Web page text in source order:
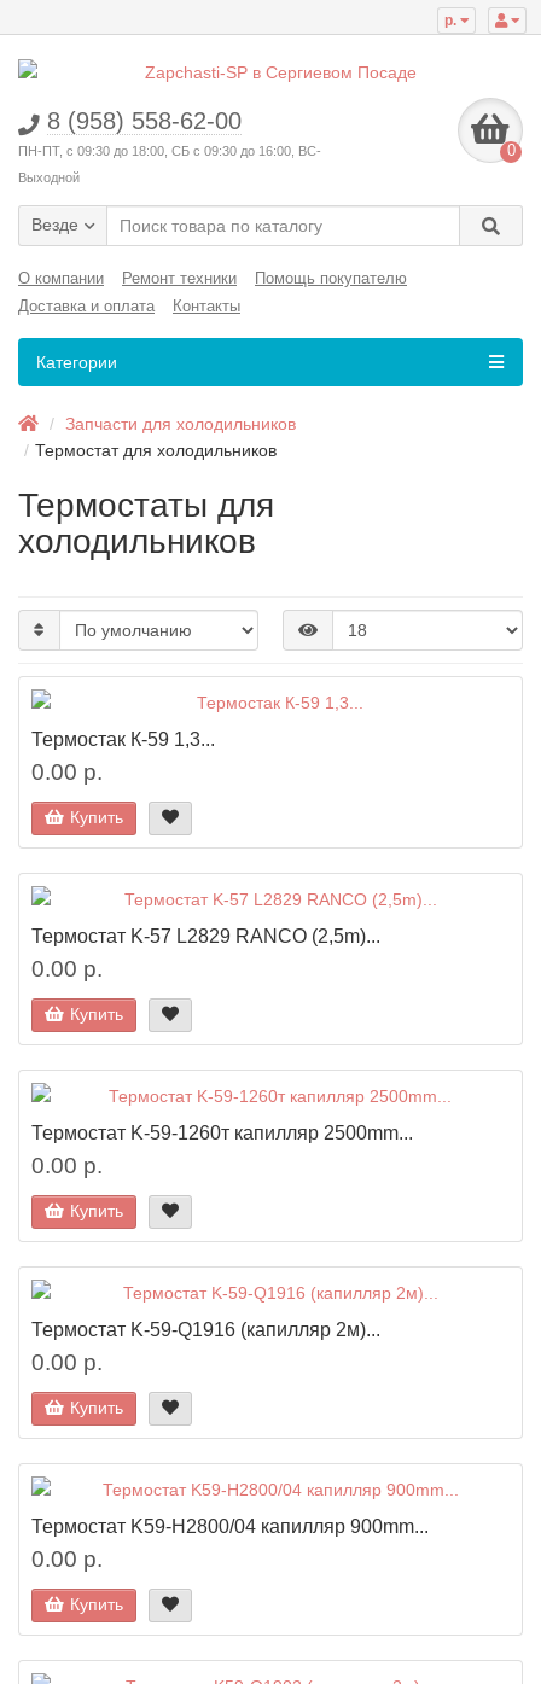
р.
8 (958) 558-62-00
ПН-ПТ, с 09:30 до 18:00, СБ с 09:30 до 16:00, ВС-
Выходной
0
Везде
О компании Ремонт техники
Помощь покупателю
Доставка и оплата
Контакты
Категории
Запчасти для холодильников
Термостат для холодильников
Термостаты для
холодильников
Термостак К-59 1,3...
0.00 р.
Купить
Термостат K-57 L2829 RANCO (2,5m)...
0.00 р.
Купить
Термостат K-59-1260т капилляр 2500mm...
0.00 р.
Купить
Термостат K-59-Q1916 (капилляр 2м)...
0.00 р.
Купить
Термостат K59-H2800/04 капилляр 900mm...
0.00 р.
Купить